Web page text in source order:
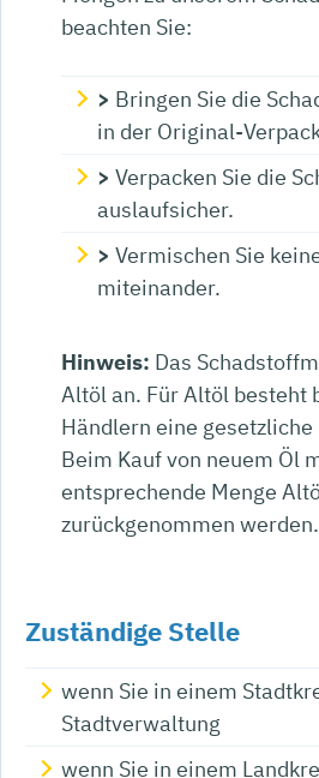
beachten Sie:
> Bringen Sie die
in der Original-
> Verpacken Sie die
auslaufsicher.
> Vermischen Sie
miteinander.
Hinweis: Das
Altöl an. Für Altöl besteht
Händlern eine
Beim Kauf von neuem Öl
entsprechende Menge
zurückgenommen werden.
Zuständige Stelle
wenn Sie in einem
Stadtverwaltung
wenn Sie in einem